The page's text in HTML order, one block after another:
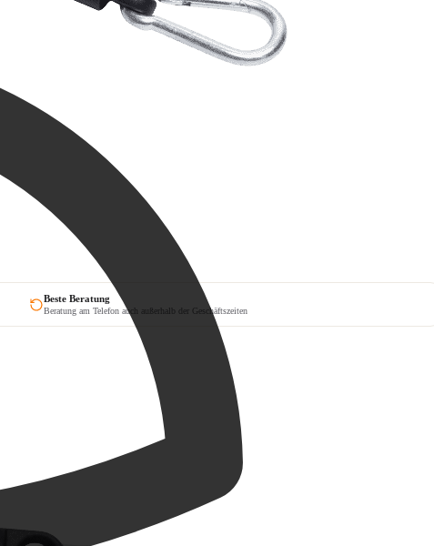
Beste Beratung
Beratung am Telefon auch außerhalb der Geschäftszeiten